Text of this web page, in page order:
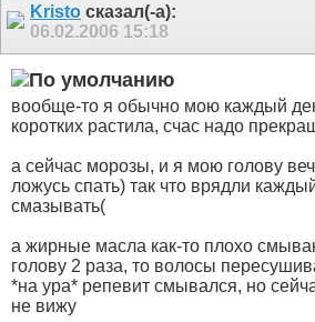
Kristo сказал(-а):
06.02.2006 15:18
вообще-то я обычно мою каждый
коротких растила, счас надо
а сейчас морозы, и я мою голову
ложусь спать) так что врядли
смазывать(
а жирные масла как-то плохо
голову 2 раза, то волосы
*на ура* репевит смывался, но
не вижу